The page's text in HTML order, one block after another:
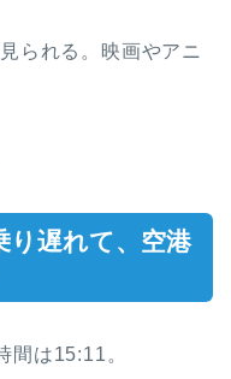
られる。映画やアニ
り遅れて、空港
間は15:11。